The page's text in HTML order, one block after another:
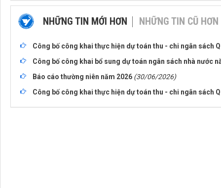
NHỮNG TIN MỚI HƠN NHỮNG TIN CŨ HƠN
Công bố công khai thực hiện dự toán thu - chi ngân sách
Công bố công khai bổ sung dự toán ngân sách nhà nước
Báo cáo thường niên năm 2026 (30/06/2026)
Công bố công khai thực hiện dự toán thu - chi ngân sách